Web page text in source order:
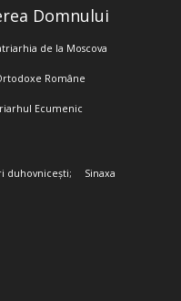
Domnului
de la Moscova
Române
Ecumenic
duhovnicești; Sinaxa